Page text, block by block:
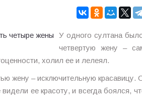
У одного султана
четвертую жену –
холил ее и лелеял.
жену – исключительную красавицу.
ее красоту, и всегда боялся,